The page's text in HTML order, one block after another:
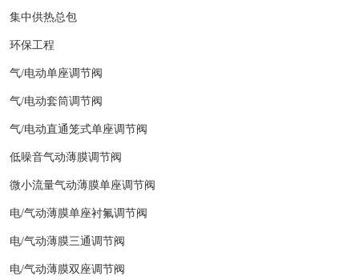
集中供热总包
环保工程
气/电动单座调节阀
气/电动套筒调节阀
气/电动直通笼式单座调节阀
低噪音气动薄膜调节阀
微小流量气动薄膜单座调节阀
电/气动薄膜单座衬氟调节阀
电/气动薄膜三通调节阀
电/气动薄膜双座调节阀